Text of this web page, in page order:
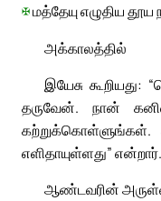
✠மத்தேயு எழுதிய தூய
அக்காலத்தில்
இயேசு கூறியது:
தருவேன். நான்
கற்றுக்கொள்ளுங்கள்.
எளிதாயுள்ளது” என்றார்.
ஆண்டவரின்